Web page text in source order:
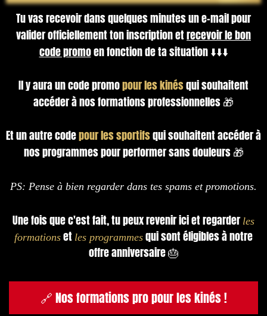
Tu vas recevoir dans quelques minutes un e-mail pour
valider officiellement ton inscription etrecevoir le bon
code promoen fonction de ta situation ⬇️⬇️⬇️
Il y aura un code promopour les kinésqui souhaitent
accéder à nos formations professionnelles 🎁
Et un autre codepour les sportifsqui souhaitent accéder à
nos programmes pour performer sans douleurs 🎁
PS: Pense à bien regarder dans tes spams et promotions.
Une fois que c'est fait, tu peux revenir ici et regarder les
formations et les programmes qui sont éligibles à notre
offre anniversaire 🎂
🔗 Nos formations pro pour les kinés !